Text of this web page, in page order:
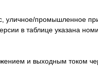
уличное/промышленное
в таблице указана
и выходным током